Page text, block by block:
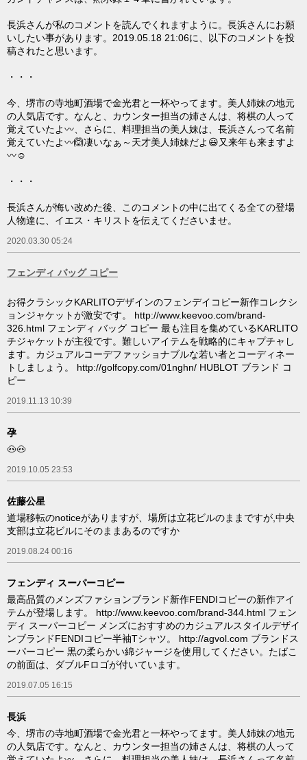
長浜さんが私のコメントを読んでくれますように。長浜さんにお願
いしたい事があります。2019.05.18 21:06に、以下のコメントを投
稿されたと思います。
・・・
今、堺市の寺地町酒場で金光君と一杯やってます。美人姉妹の地元
の人気店です。なんと、カウンター担当の姉さんは、将棋の人って
覚えていたよ〰️、さらに、料理担当の美人妹は、長浜さんって名前
覚えていたよ〰️🙆凄いなぁ～天才美人姉妹だよ😃又来年も来ますよ
〰️☺️
・・・
長浜さんが悔い改めた後、このコメントの中に出てくる全ての登場
人物達に、イエス・キリストを伝えてくださいませ。
2020.03.30 05:24
フェンディ バッグ コピー
お得クラシックKARLITOデザインのフェンデイコピー新作コレクシ
ョンジャケットが激安です。 http://www.keevoo.com/brand-
326.html フェンディ バッグ コピー 最も注目を集めているKARLITO
チジャケットが主役です。難しいアイテムを戦略的にキャプチャし
ます。カジュアルコーデファッショナブルな若い者とコーディネー
トしましょう。 http://golfcopy.com/01nghn/ HUBLOT ブランド コ
ピー
2019.11.13 10:39
孕
🐽🐽
2019.10.05 23:53
佐藤公星
道場移転のnoticeがありますが、場所は立花ビルのままですが,中央
支部は立花ビルにそのままあるのですか
2019.08.24 00:16
フェンディ スーパーコピー
最高品質のメンズファションブランド新作FENDIコピーの新作アイ
テムが登場します。 http://www.keevoo.com/brand-344.html フェン
ディ スーパーコピー メンズにおすすめのカジュアルスタイルデザイ
ンブランドFENDIコピー半袖Tシャツ。 http://agvol.com ブランドス
ーパーコピー 黒の柔らかい綿ジャージを使用してください。たばこ
の前面は、ダブルFロゴが付いています。
2019.07.05 16:15
長浜
今、堺市の寺地町酒場で金光君と一杯やってます。美人姉妹の地元
の人気店です。なんと、カウンター担当の姉さんは、将棋の人って